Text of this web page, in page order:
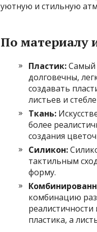
уютную и стильную
По материалу
Пластик:Самый
долговечны,
создавать
листьев и
Ткань:
более
создания
Силикон:
тактильным
форму.
комбинацию
пластика, а